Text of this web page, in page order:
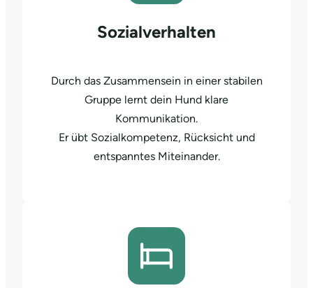
Sozialverhalten
Durch das Zusammensein in einer stabilen
Gruppe lernt dein Hund klare
Kommunikation.
Er übt Sozialkompetenz, Rücksicht und
entspanntes Miteinander.